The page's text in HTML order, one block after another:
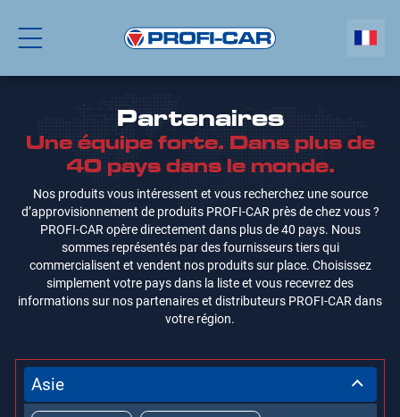
Partenaires
Une équipe forte. Dans plus de
40 pays dans le monde.
Nos produits vous intéressent et vous recherchez une source
d’approvisionnement de produits PROFI-CAR près de chez vous ?
PROFI-CAR opère directement dans plus de 40 pays. Nous
sommes représentés par des fournisseurs tiers qui
commercialisent et vendent nos produits sur place. Choisissez
simplement votre pays dans la liste et vous recevrez des
informations sur nos partenaires et distributeurs PROFI-CAR dans
votre région.
Asie